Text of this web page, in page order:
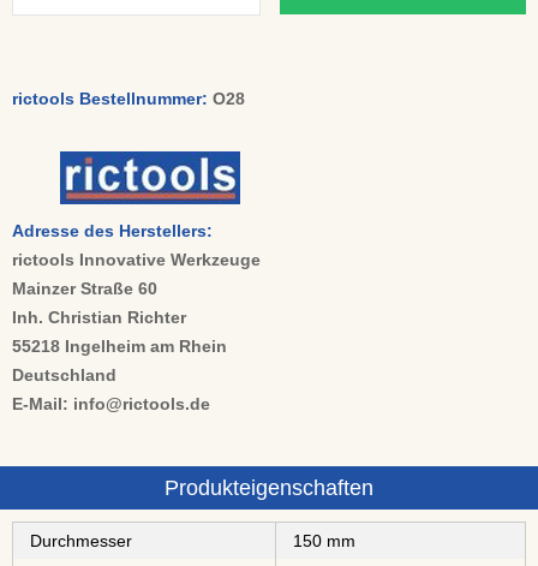
rictools Bestellnummer: O28
Adresse des Herstellers:
rictools Innovative Werkzeuge
Mainzer Straße 60
Inh. Christian Richter
55218 Ingelheim am Rhein
Deutschland
E-Mail: info@rictools.de
Produkteigenschaften
Durchmesser
150 mm